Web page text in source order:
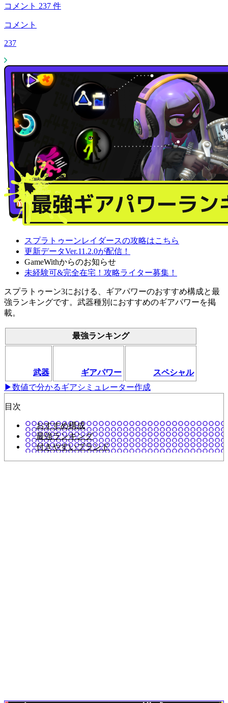
コメント 237 件
コメント
237
スプラトゥーンレイダースの攻略はこちら
更新データVer.11.2.0が配信！
GameWithからのお知らせ
未経験可&完全在宅！攻略ライター募集！
スプラトゥーン3における、ギアパワーのおすすめ構成と最
強ランキングです。武器種別におすすめのギアパワーを掲
載。
最強ランキング
武器 ギアパワー
スペシャル
▶数値で分かるギアシミュレーター作成
目次
おすすめ構成
最強ランキング
付きやすいブランド